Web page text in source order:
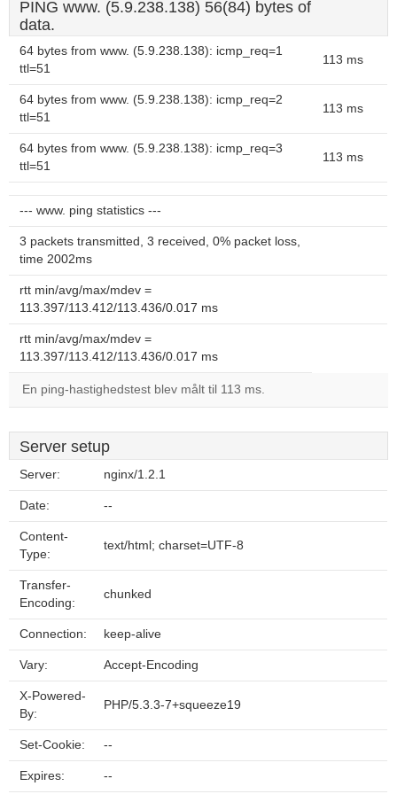
PING www. (5.9.238.138) 56(84) bytes of
data.
64 bytes from www. (5.9.238.138): icmp_req=1
ttl=51
113 ms
64 bytes from www. (5.9.238.138): icmp_req=2
ttl=51
113 ms
64 bytes from www. (5.9.238.138): icmp_req=3
ttl=51
113 ms
--- www. ping statistics ---
3 packets transmitted, 3 received, 0% packet loss,
time 2002ms
rtt min/avg/max/mdev =
113.397/113.412/113.436/0.017 ms
rtt min/avg/max/mdev =
113.397/113.412/113.436/0.017 ms
En ping-hastighedstest blev målt til 113 ms.
Server setup
Server: nginx/1.2.1
Date: --
Content-
Type:
text/html; charset=UTF-8
Transfer-
Encoding:
chunked
Connection: keep-alive
Vary: Accept-Encoding
X-Powered-
By:
PHP/5.3.3-7+squeeze19
Set-Cookie: --
Expires: --